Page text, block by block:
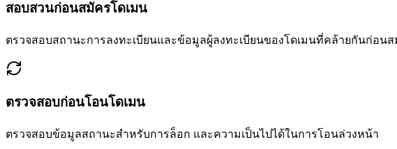
สอบสวนก่อนสมัครโดเมน
ตรวจสอบสถานะการลงทะเบียนและข้อมูลผู้ลงทะเบียนของโดเมนที่คล้ายกันก่อน
ตรวจสอบก่อนโอนโดเมน
ตรวจสอบข้อมูลสถานะสำหรับการล็อก และความเป็นไปได้ในการโอนล่วงหน้า